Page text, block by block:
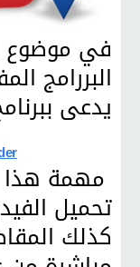
في موضوع
البررامج
يدعى
مهمة هذا
تحميل
كذلك